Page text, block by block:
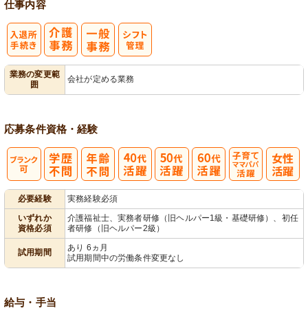
仕事内容
業務の変更範
囲
会社が定める業務
応募条件資格・経験
必要経験
実務経験必須
いずれか
資格必須
介護福祉士、実務者研修（旧ヘルパー1級・基礎研修）、初任
者研修（旧ヘルパー2級）
試用期間
あり 6ヵ月
試用期間中の労働条件変更なし
給与・手当